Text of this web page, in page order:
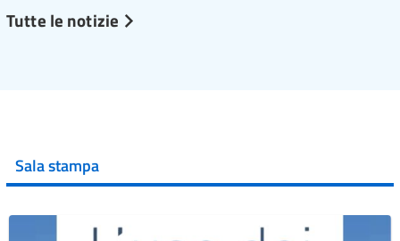
Tutte le notizie
Sala stampa